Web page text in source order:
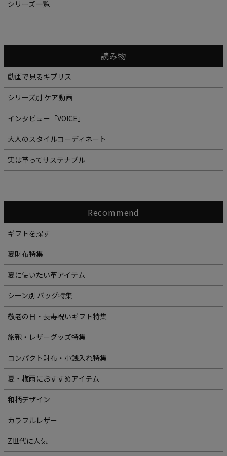
シリーズ一覧
読み物
動画で見るキプリス
シリーズ別 ケア動画
インタビュー「VOICE」
大人のスタイルコーディネート
実は革ってサステナブル
Recommend
ギフトを探す
夏財布特集
夏に使いたい革アイテム
シーン別 バッグ特集
敬老の日・長寿祝いギフト特集
旅鞄・レザーグッズ特集
コンパクト財布・小銭入れ特集
夏・梅雨におすすめアイテム
和柄デザイン
カラフルレザー
Z世代に人気